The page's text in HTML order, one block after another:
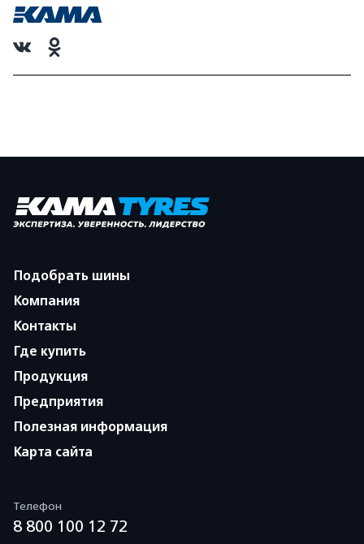
Подобрать шины
Компания
Контакты
Где купить
Продукция
Предприятия
Полезная информация
Карта сайта
Телефон
8 800 100 12 72